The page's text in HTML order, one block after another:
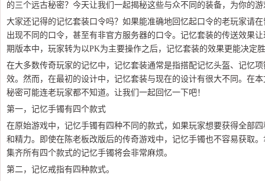
的三个远古秘密？今天让我们一起揭秘这些与众不同的装备，为你的
大家还记得的记忆套装口令吗？如果能准确地回忆起口令的老玩家请
出现不同的口令，甚至有非官方服务器的口令。记忆套装的传送效果
期版本中，玩家转为以PK为主要操作之后，记忆套装的效果更能决定
在大多数传奇玩家的记忆中，记忆套装通常是指搭配记忆头盔、记忆
效。然而，在最初的设计中，记忆套装与现在的设计有很大不同。在
秘密可能连老玩家都不知道。让我们一起回忆一下吧！
第一，记忆手镯有四个款式
在原始游戏中，记忆手镯有四种不同的款式，如果玩家想要获得全部
和精力。即使在陈老板改版后的传奇游戏中，记忆手镯也不容易获取
集齐所有四个款式的记忆手镯将会非常麻烦。
第二，记忆戒指有四种款式。